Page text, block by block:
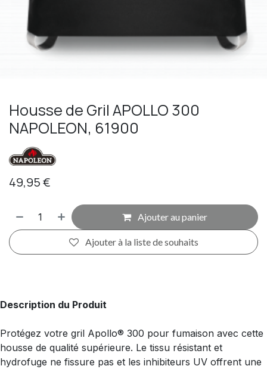
Housse de Gril APOLLO 300
NAPOLEON, 61900
49,95€
Ajouter au panier
Ajouter à la liste de souhaits
Description du Produit
Protégez votre gril Apollo® 300 pour fumaison avec cette
housse de qualité supérieure. Le tissu résistant et
hydrofuge ne fissure pas et les inhibiteurs UV offrent une